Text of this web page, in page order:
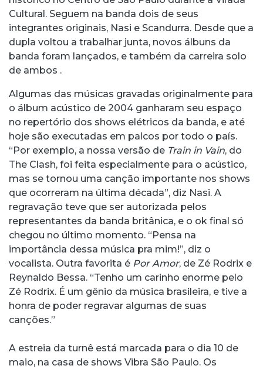
Cultural. Seguem na banda dois de seus
integrantes originais, Nasi e Scandurra. Desde que a
dupla voltou a trabalhar junta, novos álbuns da
banda foram lançados, e também da carreira solo
de ambos .
Algumas das músicas gravadas originalmente para
o álbum acústico de 2004 ganharam seu espaço
no repertório dos shows elétricos da banda, e até
hoje são executadas em palcos por todo o país.
“Por exemplo, a nossa versão de Train in Vain, do
The Clash, foi feita especialmente para o acústico,
mas se tornou uma canção importante nos shows
que ocorreram na última década”, diz Nasi. A
regravação teve que ser autorizada pelos
representantes da banda britânica, e o ok final só
chegou no último momento. “Pensa na
importância dessa música pra mim!”, diz o
vocalista. Outra favorita é Por Amor, de Zé Rodrix e
Reynaldo Bessa. “Tenho um carinho enorme pelo
Zé Rodrix. É um gênio da música brasileira, e tive a
honra de poder regravar algumas de suas
canções.”
A estreia da turnê está marcada para o dia 10 de
maio, na casa de shows Vibra São Paulo. Os